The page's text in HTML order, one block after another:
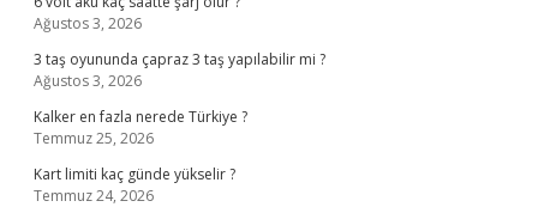
Ağustos 3, 2026
3 taş oyununda çapraz 3 taş yapılabilir mi ?
Ağustos 3, 2026
Kalker en fazla nerede Türkiye ?
Temmuz 25, 2026
Kart limiti kaç günde yükselir ?
Temmuz 24, 2026